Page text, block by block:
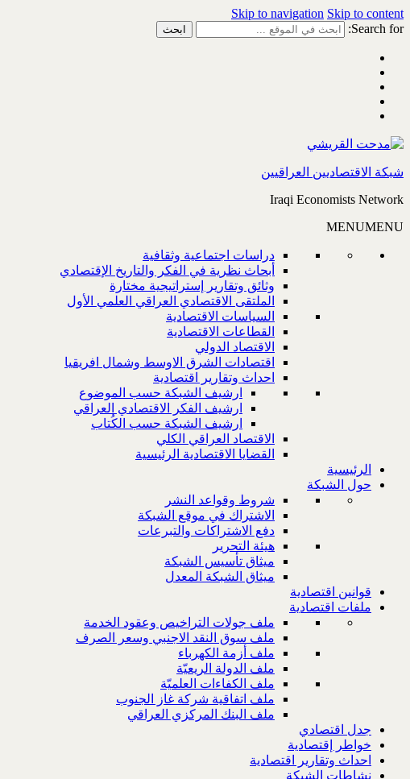
Skip to navigation Skip to content
Search for:
شبكة الاقتصاديين العراقيين
Iraqi Economists Network
MENUMENU
دراسات اجتماعية وثقافية
أبحاث نظرية في الفكر والتاريخ الإقتصادي
وثائق وتقارير إستراتيجية مختارة
الملتقى الاقتصادي العراقي العلمي الأول
السياسات الاقتصادية
القطاعات الاقتصادية
الاقتصاد الدولي
اقتصادات الشرق الاوسط وشمال افريقيا
احداث وتقارير اقتصادية
ارشيف الشبكة حسب الموضوع
ارشيف الفكر الاقتصادي العراقي
ارشيف الشبكة حسب الكُتاب
الاقتصاد العراقي الكلي
القضايا الاقتصادية الرئيسية
الرئيسية
حول الشبكة
شروط وقواعد النشر
الاشتراك في موقع الشبكة
دفع الاشتراكات والتبرعات
هيئة التحرير
ميثاق تأسيس الشبكة
ميثاق الشبكة المعدل
قوانين اقتصادية
ملفات اقتصادية
ملف جولات التراخيص وعقود الخدمة
ملف سوق النقد الاجنبي وسعر الصرف
ملف أزمة الكهرباء
ملف الدولة الريعيّة
ملف الكفاءات العلميّة
ملف اتفاقية شركة غاز الجنوب
ملف البنك المركزي العراقي
جدل اقتصادي
خواطر إقتصادية
احداث وتقارير اقتصادية
نشاطات الشبكة